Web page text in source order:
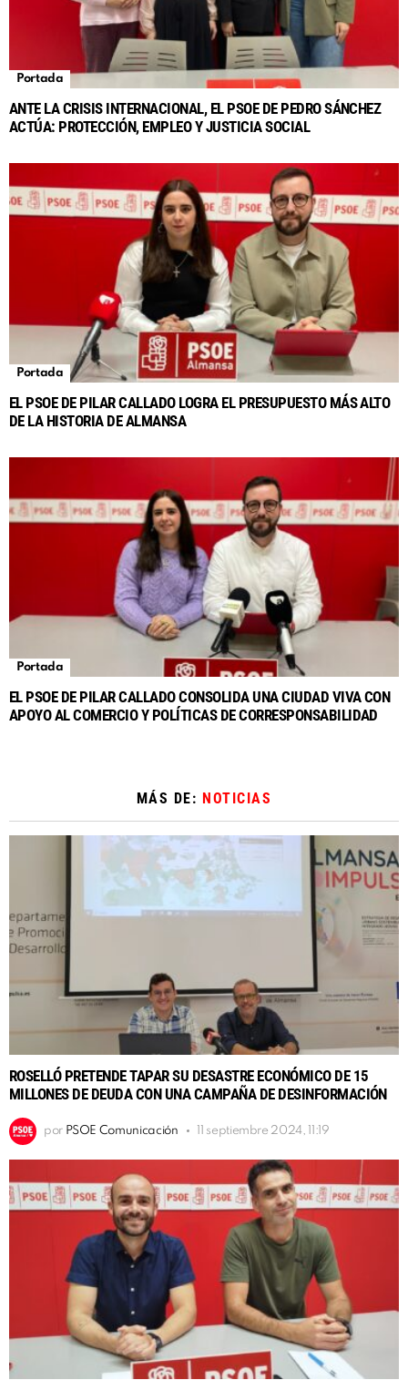
Portada
ANTE LA CRISIS INTERNACIONAL, EL PSOE DE PEDRO SÁNCHEZ
ACTÚA: PROTECCIÓN, EMPLEO Y JUSTICIA SOCIAL
Portada
EL PSOE DE PILAR CALLADO LOGRA EL PRESUPUESTO MÁS ALTO
DE LA HISTORIA DE ALMANSA
Portada
EL PSOE DE PILAR CALLADO CONSOLIDA UNA CIUDAD VIVA CON
APOYO AL COMERCIO Y POLÍTICAS DE CORRESPONSABILIDAD
MÁS DE: NOTICIAS
ROSELLÓ PRETENDE TAPAR SU DESASTRE ECONÓMICO DE 15
MILLONES DE DEUDA CON UNA CAMPAÑA DE DESINFORMACIÓN
por PSOE Comunicación 11 septiembre 2024, 11:19